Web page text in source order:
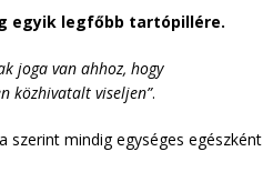
egyik legfőbb tartópillére.
joga van ahhoz, hogy
közhivatalt viseljen”.
mindig egységes egészként